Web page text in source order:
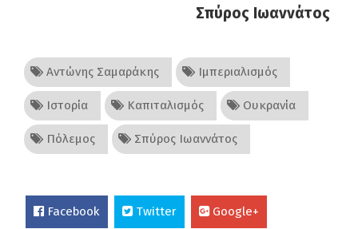
Σπύρος Ιωαννάτος
Αντώνης Σαμαράκης Ιμπεριαλισμός
Ιστορία Καπιταλισμός Ουκρανία
Πόλεμος Σπύρος Ιωαννάτος
Facebook Twitter Google+